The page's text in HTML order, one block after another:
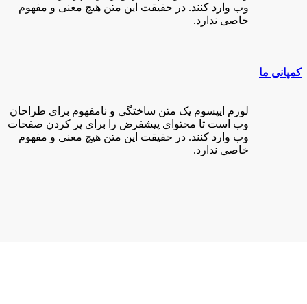
وب وارد کنند. در حقیقت این متن هیچ معنی و مفهوم
خاصی ندارد.
کمپانی ما
لورم ایپسوم یک متن ساختگی و نامفهوم برای طراحان
وب است تا محتوای پیشفرض را برای پر کردن صفحات
وب وارد کنند. در حقیقت این متن هیچ معنی و مفهوم
خاصی ندارد.